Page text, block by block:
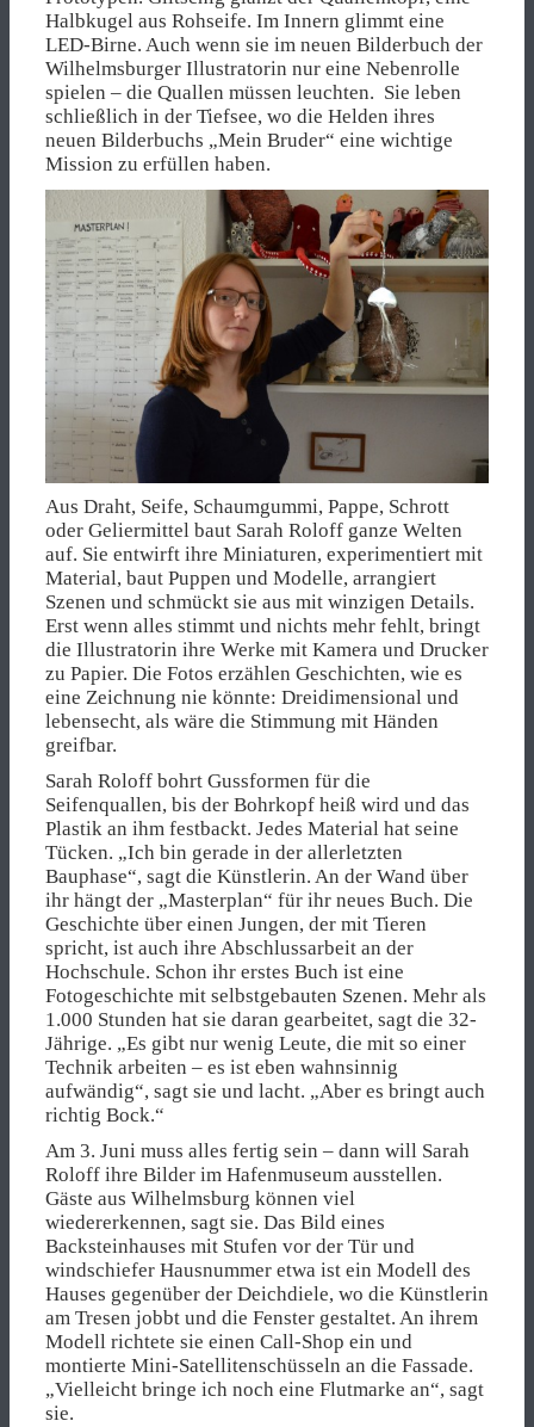
Halbkugel aus Rohseife. Im Innern glimmt eine
LED-Birne. Auch wenn sie im neuen Bilderbuch der
Wilhelmsburger Illustratorin nur eine Nebenrolle
spielen – die Quallen müssen leuchten. Sie leben
schließlich in der Tiefsee, wo die Helden ihres
neuen Bilderbuchs „Mein Bruder“ eine wichtige
Mission zu erfüllen haben.
Aus Draht, Seife, Schaumgummi, Pappe, Schrott
oder Geliermittel baut Sarah Roloff ganze Welten
auf. Sie entwirft ihre Miniaturen, experimentiert mit
Material, baut Puppen und Modelle, arrangiert
Szenen und schmückt sie aus mit winzigen Details.
Erst wenn alles stimmt und nichts mehr fehlt, bringt
die Illustratorin ihre Werke mit Kamera und Drucker
zu Papier. Die Fotos erzählen Geschichten, wie es
eine Zeichnung nie könnte: Dreidimensional und
lebensecht, als wäre die Stimmung mit Händen
greifbar.
Sarah Roloff bohrt Gussformen für die
Seifenquallen, bis der Bohrkopf heiß wird und das
Plastik an ihm festbackt. Jedes Material hat seine
Tücken. „Ich bin gerade in der allerletzten
Bauphase“, sagt die Künstlerin. An der Wand über
ihr hängt der „Masterplan“ für ihr neues Buch. Die
Geschichte über einen Jungen, der mit Tieren
spricht, ist auch ihre Abschlussarbeit an der
Hochschule. Schon ihr erstes Buch ist eine
Fotogeschichte mit selbstgebauten Szenen. Mehr als
1.000 Stunden hat sie daran gearbeitet, sagt die 32-
Jährige. „Es gibt nur wenig Leute, die mit so einer
Technik arbeiten – es ist eben wahnsinnig
aufwändig“, sagt sie und lacht. „Aber es bringt auch
richtig Bock.“
Am 3. Juni muss alles fertig sein – dann will Sarah
Roloff ihre Bilder im Hafenmuseum ausstellen.
Gäste aus Wilhelmsburg können viel
wiedererkennen, sagt sie. Das Bild eines
Backsteinhauses mit Stufen vor der Tür und
windschiefer Hausnummer etwa ist ein Modell des
Hauses gegenüber der Deichdiele, wo die Künstlerin
am Tresen jobbt und die Fenster gestaltet. An ihrem
Modell richtete sie einen Call-Shop ein und
montierte Mini-Satellitenschüsseln an die Fassade.
„Vielleicht bringe ich noch eine Flutmarke an“, sagt
sie.